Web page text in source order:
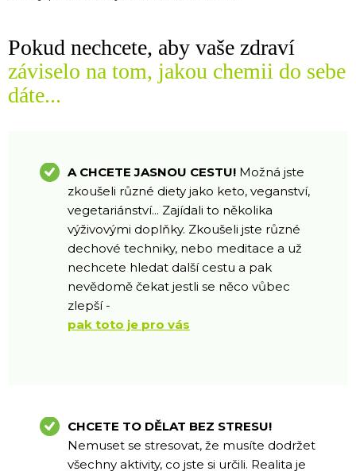
Pokud nechcete, aby vaše zdraví
záviselo na tom, jakou chemii do sebe
dáte...
A CHCETE JASNOU CESTU! Možná jste
zkoušeli různé diety jako keto, veganství,
vegetariánství... Zajídali to několika
výživovými doplňky. Zkoušeli jste různé
dechové techniky, nebo meditace a už
nechcete hledat další cestu a pak
nevědomě čekat jestli se něco vůbec
zlepší -
pak toto je pro vás
CHCETE TO DĚLAT BEZ STRESU!
Nemuset se stresovat, že musíte dodržet
všechny aktivity, co jste si určili. Realita je